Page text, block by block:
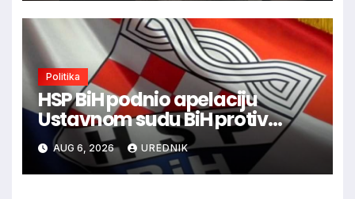
Politika
HSP BiH podnio apelaciju
Ustavnom sudu BiH protiv
ovjere kandidature Slavena
Kovačevića
AUG 6, 2026 UREDNIK